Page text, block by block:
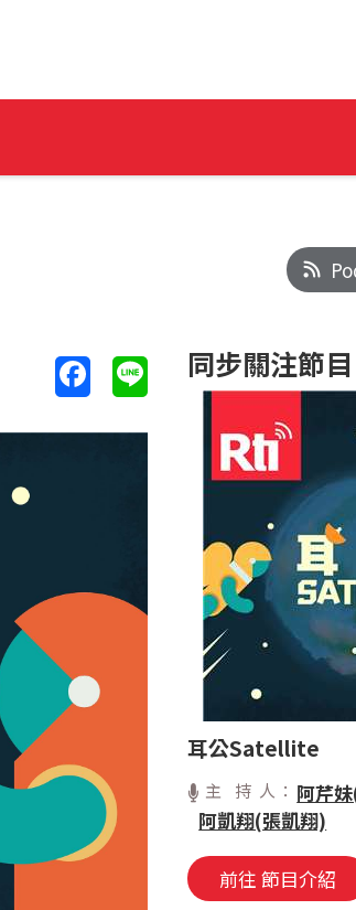
同步關注節
耳公Satellite
主 持 人： 阿芹
阿凱翔(張凱翔)
前往 節目介紹